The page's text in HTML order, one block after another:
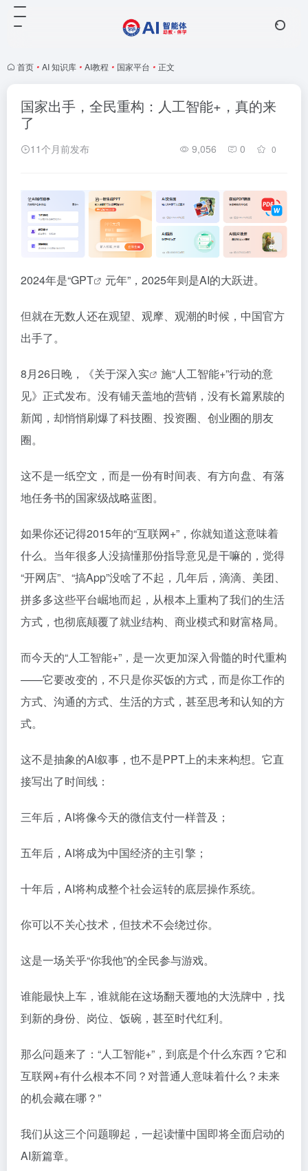
首页 • AI 知识库 • AI教程 • 国家平台 • 正文
国家出手，全民重构：人工智能+，真的来
了
11个月前发布 9,056 0 0
2024年是“GPT 元年”，2025年则是AI的大跃进。
但就在无数人还在观望、观摩、观潮的时候，中国官方
出手了。
8月26日晚，《关于深入实
施“人工智能+”行动的意
见》正式发布。没有铺天盖地的营销，没有长篇累牍的
新闻，却悄悄刷爆了科技圈、投资圈、创业圈的朋友
圈。
这不是一纸空文，而是一份有时间表、有方向盘、有落
地任务书的国家级战略蓝图。
如果你还记得2015年的“互联网+”，你就知道这意味着
什么。当年很多人没搞懂那份指导意见是干嘛的，觉得
“开网店”、“搞App”没啥了不起，几年后，滴滴、美团、
拼多多这些平台崛地而起，从根本上重构了我们的生活
方式，也彻底颠覆了就业结构、商业模式和财富格局。
而今天的“人工智能+”，是一次更加深入骨髓的时代重构
——它要改变的，不只是你买饭的方式，而是你工作的
方式、沟通的方式、生活的方式，甚至思考和认知的方
式。
这不是抽象的AI叙事，也不是PPT上的未来构想。它直
接写出了时间线：
三年后，AI将像今天的微信支付一样普及；
五年后，AI将成为中国经济的主引擎；
十年后，AI将构成整个社会运转的底层操作系统。
你可以不关心技术，但技术不会绕过你。
这是一场关乎“你我他”的全民参与游戏。
谁能最快上车，谁就能在这场翻天覆地的大洗牌中，找
到新的身份、岗位、饭碗，甚至时代红利。
那么问题来了：“人工智能+”，到底是个什么东西？它和
互联网+有什么根本不同？对普通人意味着什么？未来
的机会藏在哪？”
我们从这三个问题聊起，一起读懂中国即将全面启动的
AI新篇章。